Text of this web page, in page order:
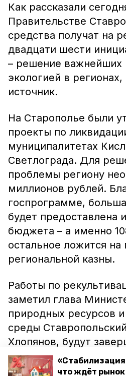
что ждёт
Как рассказали
Правительстве
средства получат на
двадцати шести
– решение важнейших
экологией в
источник.
На Старополье были
проекты по
муниципалитетах
Светлограда. Для
проблемы региону
миллионов рублей.
госпрограмме,
будет предоставлена
бюджета – а именно
остальное ложится на
региональной казны.
Работы по
заметил глава
природных ресурсов
среды
Хлопянов, будут
текущего года. Этому
также нахождение